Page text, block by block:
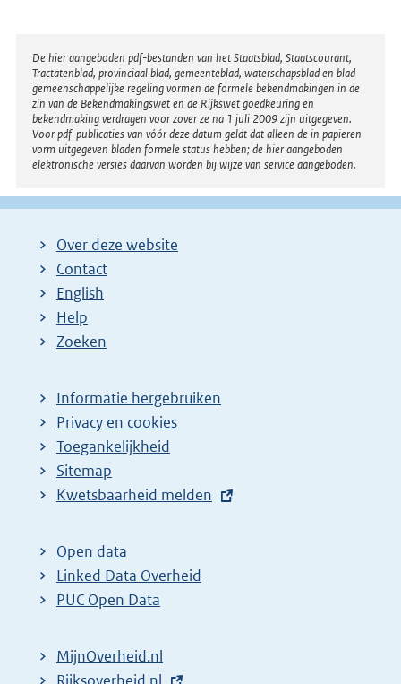
Disclaimer
De hier aangeboden pdf-bestanden van het Staatsblad, Staatscourant,
Tractatenblad, provinciaal blad, gemeenteblad, waterschapsblad en blad
gemeenschappelijke regeling vormen de formele bekendmakingen in de
zin van de Bekendmakingswet en de Rijkswet goedkeuring en
bekendmaking verdragen voor zover ze na 1 juli 2009 zijn uitgegeven.
Voor pdf-publicaties van vóór deze datum geldt dat alleen de in papieren
vorm uitgegeven bladen formele status hebben; de hier aangeboden
elektronische versies daarvan worden bij wijze van service aangeboden.
Over deze website
Contact
English
Help
Zoeken
Informatie hergebruiken
Privacy en cookies
Toegankelijkheid
Sitemap
E
t
e
r
l
Kwetsbaarheid melden
Open data
Linked Data Overheid
PUC Open Data
MijnOverheid.nl
E
Rijksoverheid.nl